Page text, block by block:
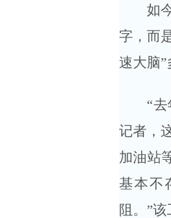
如今
字，而
速大脑”
“去年
记者，
加油站
基本不
阻。”该